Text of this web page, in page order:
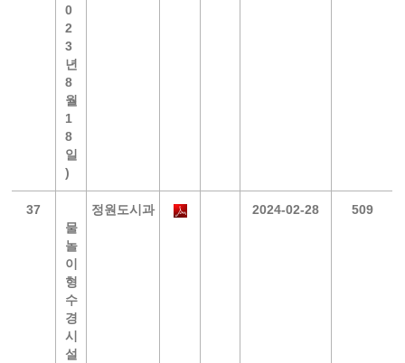
0
2
3
년
8
월
1
8
일
)
37
물
놀
이
형
수
경
시
설
정원도시과 2024-02-28 509